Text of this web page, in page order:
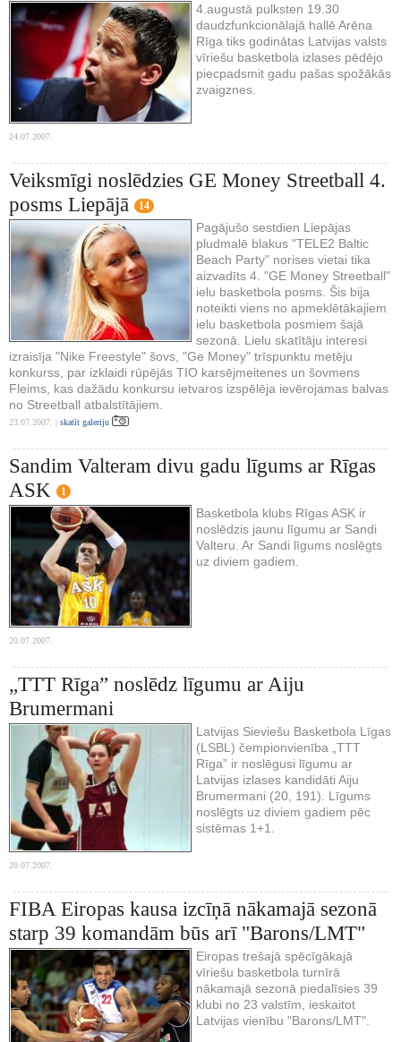
4.augustā pulksten 19.30
daudzfunkcionālajā hallē Arēna
Rīga tiks godinātas Latvijas valsts
vīriešu basketbola izlases pēdējo
piecpadsmit gadu pašas spožākās
zvaigznes.
24.07.2007.
Veiksmīgi noslēdzies GE Money Streetball 4.
posms Liepājā
14
Pagājušo sestdien Liepājas
pludmalē blakus "TELE2 Baltic
Beach Party" norises vietai tika
aizvadīts 4. "GE Money Streetball"
ielu basketbola posms. Šis bija
noteikti viens no apmeklētākajiem
ielu basketbola posmiem šajā
sezonā. Lielu skatītāju interesi
izraisīja "Nike Freestyle" šovs, "Ge Money" trīspunktu metēju
konkurss, par izklaidi rūpējās TIO karsējmeitenes un šovmens
Fleims, kas dažādu konkursu ietvaros izspēlēja ievērojamas balvas
no Streetball atbalstītājiem.
23.07.2007. | skatīt galeriju
Sandim Valteram divu gadu līgums ar Rīgas
ASK
1
Basketbola klubs Rīgas ASK ir
noslēdzis jaunu līgumu ar Sandi
Valteru. Ar Sandi līgums noslēgts
uz diviem gadiem.
20.07.2007.
„TTT Rīga” noslēdz līgumu ar Aiju
Brumermani
Latvijas Sieviešu Basketbola Līgas
(LSBL) čempionvienība „TTT
Rīga” ir noslēgusi līgumu ar
Latvijas izlases kandidāti Aiju
Brumermani (20, 191). Līgums
noslēgts uz diviem gadiem pēc
sistēmas 1+1.
20.07.2007.
FIBA Eiropas kausa izcīņā nākamajā sezonā
starp 39 komandām būs arī "Barons/LMT"
Eiropas trešajā spēcīgākajā
vīriešu basketbola turnīrā
nākamajā sezonā piedalīsies 39
klubi no 23 valstīm, ieskaitot
Latvijas vienību "Barons/LMT".